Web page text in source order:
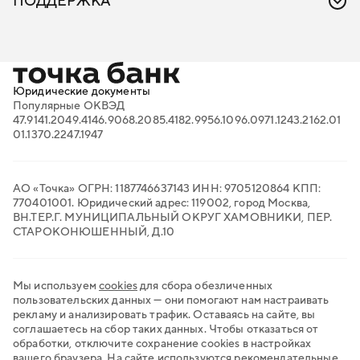
Облачная касса
Проверка контрагентов
Продажи на маркетплейсах
Торговый эквайринг
Электронный документооборот
Транспортный ЭДО
QR-платежи
Юридические документы
Популярные ОКВЭД
47.9141.2049.4146.9068.2085.4182.9956.1096.0971.1243.2162.01
01.1370.2247.1947
АО «Точка» ОГРН: 1187746637143 ИНН: 9705120864 КПП:
770401001. Юридический адрес: 119002, город Москва,
ВН.ТЕР.Г. МУНИЦИПАЛЬНЫЙ ОКРУГ ХАМОВНИКИ, ПЕР.
СТАРОКОНЮШЕННЫЙ, Д.10
Мы используем cookiesдля сбора обезличенных
пользовательских данных — они помогают нам настраивать
рекламу и анализировать трафик. Оставаясь на сайте, вы
соглашаетесь на сбор таких данных. Чтобы отказаться от
обработки, отключите сохранение cookies в настройках